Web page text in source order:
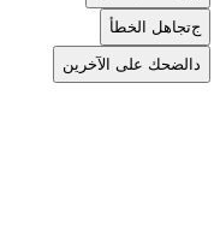
جتجاهل الخطأ
الضحك على الآخرين